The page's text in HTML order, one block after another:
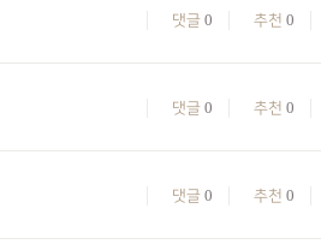
추천 0
댓글 0
추천 0
댓글 0
추천 0
댓글 0